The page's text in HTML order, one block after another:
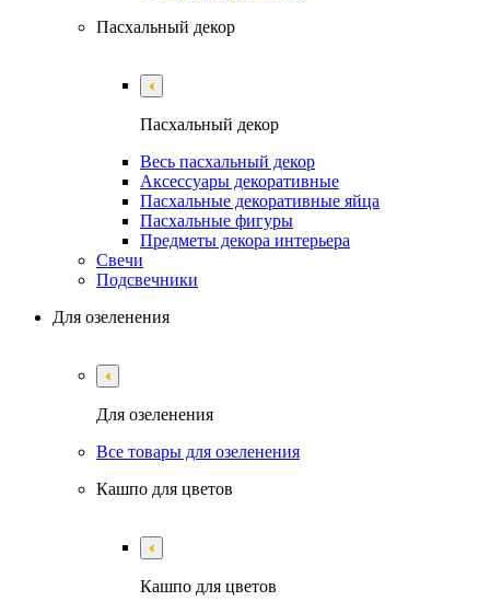
Пасхальный декор
Пасхальный декор
Весь пасхальный декор
Аксессуары декоративные
Пасхальные декоративные яйца
Пасхальные фигуры
Предметы декора интерьера
Свечи
Подсвечники
Для озеленения
Для озеленения
Все товары для озеленения
Кашпо для цветов
Кашпо для цветов